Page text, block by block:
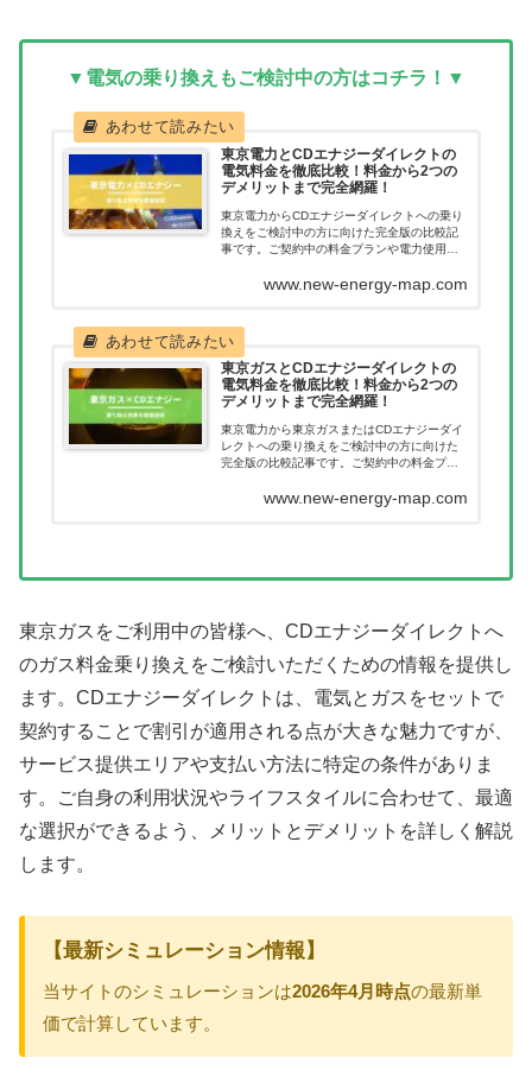
▼電気の乗り換えもご検討中の方はコチラ！▼
東京電力とCDエナジーダイレクトの
電気料金を徹底比較！料金から2つの
デメリットまで完全網羅！
東京電力からCDエナジーダイレクトへの乗り
換えをご検討中の方に向けた完全版の比較記
事です。ご契約中の料金プランや電力使用量
いただけます。新電力へ乗り換えたあとに料
ください。
www.new-energy-map.com
東京ガスとCDエナジーダイレクトの
電気料金を徹底比較！料金から2つの
デメリットまで完全網羅！
東京電力から東京ガスまたはCDエナジーダイ
レクトへの乗り換えをご検討中の方に向けた
完全版の比較記事です。ご契約中の料金プラ
のか一目で確認いただけます。新電力へ乗り
www.new-energy-map.com
東京ガスをご利用中の皆様へ、CDエナジーダイレクトへ
のガス料金乗り換えをご検討いただくための情報を提供し
ます。CDエナジーダイレクトは、電気とガスをセットで
契約することで割引が適用される点が大きな魅力ですが、
サービス提供エリアや支払い方法に特定の条件がありま
す。ご自身の利用状況やライフスタイルに合わせて、最適
な選択ができるよう、メリットとデメリットを詳しく解説
します。
【最新シミュレーション情報】
当サイトのシミュレーションは2026年4月時点の最新単
価で計算しています。